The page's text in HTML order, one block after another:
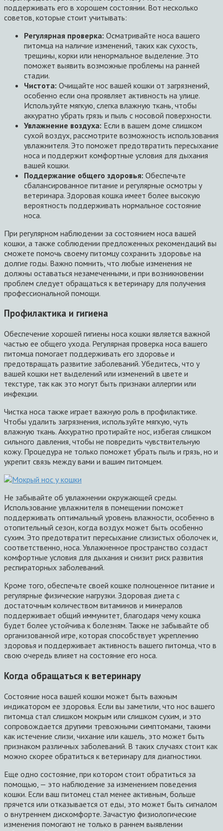
поддерживать его в хорошем состоянии. Вот несколько
советов, которые стоит учитывать:
Регулярная проверка: Осматривайте носа вашего
питомца на наличие изменений, таких как сухость,
трещины, корки или ненормальное выделение. Это
поможет выявить возможные проблемы на ранней
стадии.
Чистота: Очищайте нос вашей кошки от загрязнений,
особенно если она проявляет активность на улице.
Используйте мягкую, слегка влажную ткань, чтобы
аккуратно убрать грязь и пыль с носовой поверхности.
Увлажнение воздуха: Если в вашем доме слишком
сухой воздух, рассмотрите возможность использования
увлажнителя. Это поможет предотвратить пересыхание
носа и поддержит комфортные условия для дыхания
вашей кошки.
Поддержание общего здоровья: Обеспечьте
сбалансированное питание и регулярные осмотры у
ветеринара. Здоровая кошка имеет более высокую
вероятность поддерживать нормальное состояние
носа.
При регулярном наблюдении за состоянием носа вашей
кошки, а также соблюдении предложенных рекомендаций вы
сможете помочь своему питомцу сохранить здоровье на
долгие годы. Важно помнить, что любые изменения не
должны оставаться незамеченными, и при возникновении
проблем следует обращаться к ветеринару для получения
профессиональной помощи.
Профилактика и гигиена
Обеспечение хорошей гигиены носа кошки является важной
частью ее общего ухода. Регулярная проверка носа вашего
питомца помогает поддерживать его здоровье и
предотвращать развитие заболеваний. Убедитесь, что у
вашей кошки нет выделений или изменений в цвете и
текстуре, так как это могут быть признаки аллергии или
инфекции.
Чистка носа также играет важную роль в профилактике.
Чтобы удалить загрязнения, используйте мягкую, чуть
влажную ткань. Аккуратно протирайте нос, избегая слишком
сильного давления, чтобы не повредить чувствительную
кожу. Процедура не только поможет убрать пыль и грязь, но и
укрепит связь между вами и вашим питомцем.
Не забывайте об увлажнении окружающей среды.
Использование увлажнителя в помещении поможет
поддерживать оптимальный уровень влажности, особенно в
отопительный сезон, когда воздух может быть особенно
сухим. Это предотвратит пересыхание слизистых оболочек и,
соответственно, носа. Увлажненное пространство создаст
комфортные условия для дыхания и снизит риск развития
респираторных заболеваний.
Кроме того, обеспечьте своей кошке полноценное питание и
регулярные физические нагрузки. Здоровая диета с
достаточным количеством витаминов и минералов
поддерживает общий иммунитет, благодаря чему кошка
будет более устойчива к болезням. Также не забывайте об
организованной игре, которая способствует укреплению
здоровья и поддерживает активность вашего питомца, что в
свою очередь влияет на состояние его носа.
Когда обращаться к ветеринару
Состояние носа вашей кошки может быть важным
индикатором ее здоровья. Если вы заметили, что нос вашего
питомца стал слишком мокрым или слишком сухим, и это
сопровождается другими тревожными симптомами, такими
как истечение слизи, чихание или кашель, это может быть
признаком различных заболеваний. В таких случаях стоит как
можно скорее обратиться к ветеринару для диагностики.
Еще одно состояние, при котором стоит обратиться за
помощью, — это наблюдение за изменением поведения
кошки. Если ваш питомец стал менее активным, больше
прячется или отказывается от еды, это может быть сигналом
о внутреннем дискомфорте. Зачастую физиологические
изменения помогают не только в раннем выявлении